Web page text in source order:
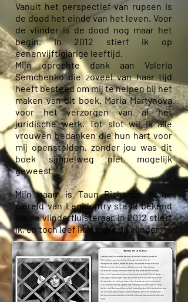
Vanuit het perspectief van rupsen is
de dood het einde van het leven. Voor
de vlinder is de dood nog maar het
begin. In 2012 stierf ik op
eenenvijftigjarige leeftijd.
Mijn oprechte dank aan Valeria
Semchenko die zoveel van haar tijd
heeft besteed om mij te helpen bij het
maken van dit boek. Maria Martynova
voor het verzorgen van al het
juridische werk. Tot slot wil ik alle
vrouwen bedanken die hun hart voor
mij openstelden, zonder jou was dit
boek simpelweg niet mogelijk
geweest.
Mijn naam is Taun Richards. In de
wereld van Lepidoptry sta ik bekend
als de vlinderfluisteraar. In 2012 stierf
ik, en toch leef ik, net als de vlinder.